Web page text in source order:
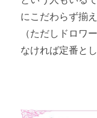
にこだわらず揃
（ただしドロワ
なければ定番と